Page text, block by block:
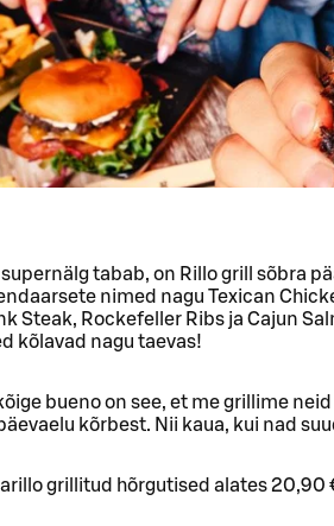
supernälg tabab, on Rillo grill sõbra
nimed nagu Texican
Steak, Rockefeller Ribs ja Cajun
kõlavad nagu taevas!
bueno on see, et me grillime
kõrbest. Nii kaua, kui nad
grillitud hõrgutised alates 20,90